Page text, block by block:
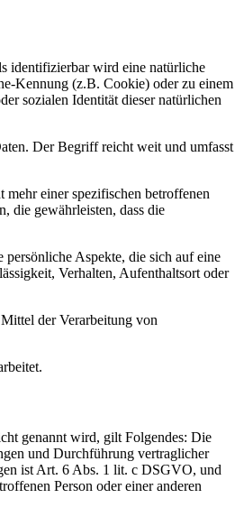
identifizierbar wird eine natürliche
Kennung (z.B. Cookie) oder zu einem
sozialen Identität dieser natürlichen
Der Begriff reicht weit und umfasst
mehr einer spezifischen betroffenen
die gewährleisten, dass die
persönliche Aspekte, die sich auf eine
Verhalten, Aufenthaltsort oder
der Verarbeitung von
genannt wird, gilt Folgendes: Die
und Durchführung vertraglicher
ist Art. 6 Abs. 1 lit. c DSGVO, und
Person oder einer anderen